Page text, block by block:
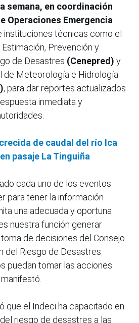
semana, en coordinación
Operaciones Emergencia
instituciones técnicas como el
Prevención y
de Desastres (Cenepred) y
de Meteorología e Hidrología
, para dar reportes actualizados
inmediata y
de caudal del río Ica
pasaje La Tinguiña
cada uno de los eventos
para tener la información
una adecuada y oportuna
nuestra función generar
de decisiones del Consejo
del Riesgo de Desastres
puedan tomar las acciones
que el Indeci ha capacitado en
riesgo de desastres a las